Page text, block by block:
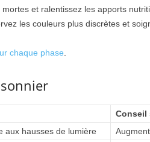
et ralentissez les apports
les couleurs plus discrètes et
chaque phase
Conseil
aux hausses de lumière